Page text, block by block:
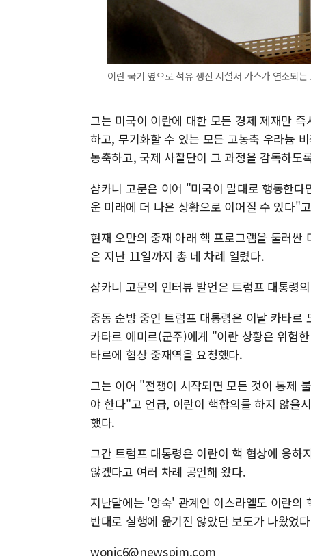
이란 국기 옆으로 석유 생산 시설서 가스가 연소되
그는 미국이 이란에 대한 모든 경제 제재만
하고, 무기화할 수 있는 모든 고농축 우라늄
농축하고, 국제 사찰단이 그 과정을 감독하도
샴카니 고문은 이어 "미국이 말대로 행동한
운 미래에 더 나은 상황으로 이어질 수 있다"
현재 오만의 중재 아래 핵 프로그램을 둘러
은 지난 11일까지 총 네 차례 열렸다.
샴카니 고문의 인터뷰 발언은 트럼프 대통령
중동 순방 중인 트럼프 대통령은 이날 카타르
카타르 에미르(군주)에게 "이란 상황은 위험
타르에 협상 중재역을 요청했다.
그는 이어 "전쟁이 시작되면 모든 것이 통제
야 한다"고 언급, 이란이 핵합의를 하지 않을
했다.
그간 트럼프 대통령은 이란이 핵 협상에 응하
않겠다고 여러 차례 공언해 왔다.
지난달에는 '앙숙' 관계인 이스라엘도 이란의
반대로 실행에 옮기진 않았단 보도가 나왔었
wonjc6@newspim.com